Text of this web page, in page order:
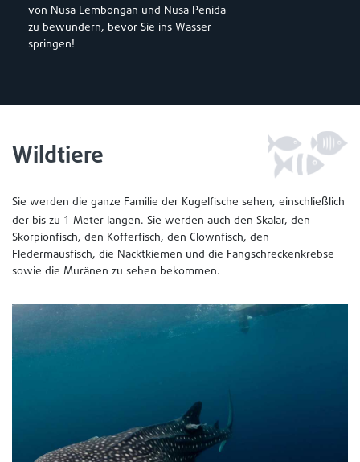
von Nusa Lembongan und Nusa Penida
zu bewundern, bevor Sie ins Wasser
springen!
Wildtiere
Sie werden die ganze Familie der Kugelfische sehen, einschließlich
der bis zu 1 Meter langen. Sie werden auch den Skalar, den
Skorpionfisch, den Kofferfisch, den Clownfisch, den
Fledermausfisch, die Nacktkiemen und die Fangschreckenkrebse
sowie die Muränen zu sehen bekommen.